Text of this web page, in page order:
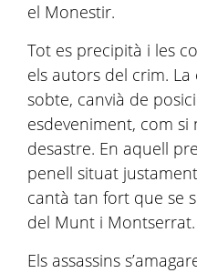
el Monestir.
Tot es precipità i les
els autors del crim.
sobte, canvià de
esdeveniment, com si
desastre. En aquell
penell situat
cantà tan fort que se
del Munt i Montserrat.
Els assassins